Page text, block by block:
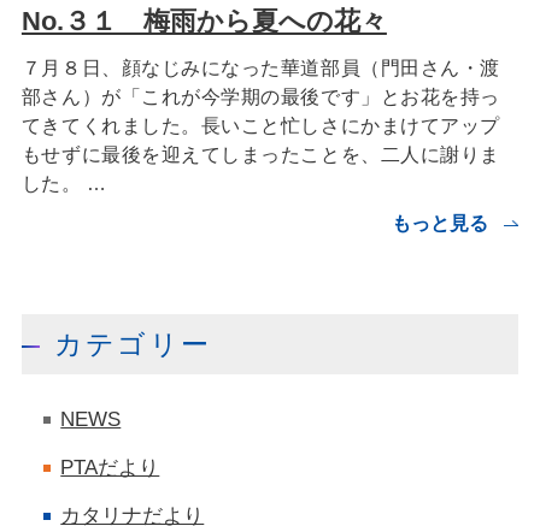
No.３１ 梅雨から夏への花々
７月８日、顔なじみになった華道部員（門田さん・渡
部さん）が「これが今学期の最後です」とお花を持っ
てきてくれました。長いこと忙しさにかまけてアップ
もせずに最後を迎えてしまったことを、二人に謝りま
した。 …
もっと見る
カテゴリー
NEWS
PTAだより
カタリナだより